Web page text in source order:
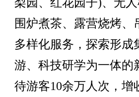
围炉煮茶、露营烧烤
多样化服务，探索形成
游、科技研学为一体的
待游客10余万人次，增